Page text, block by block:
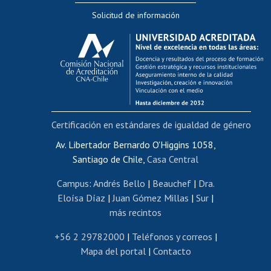
Evaluación docente
Calificación académica
Postulación al AUCAI
Funcionarias/os
Cursos internos de capacitación
Bienestar del personal
Portal de movilidad interna
Certificado de renta
Certificado de renta honorarios
Editar páginas blancas
Extranjeras/os
Revalidación y reconocimiento de títulos
Postulación al Programa de Movilidad Estudiantil
Solicitud de información
Av. Libertador Bernardo O'Higgins 1058,
Santiago de Chile, Casa Central
Campus: Andrés Bello | Beauchef| Dra.
Eloísa Díaz | Juan Gómez Millas | Sur |
más recintos
+56 2 29782000 | Teléfonos y correos |
Mapa del portal| Contacto
Certificación en estándares de igualdad de género